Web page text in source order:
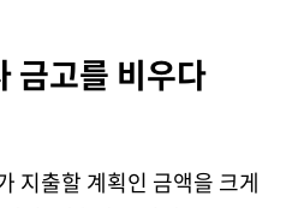
금고를 비우다
지출할 계획인 금액을 크게